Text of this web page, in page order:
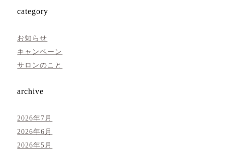
category
お知らせ
キャンペーン
サロンのこと
archive
2026年7月
2026年6月
2026年5月